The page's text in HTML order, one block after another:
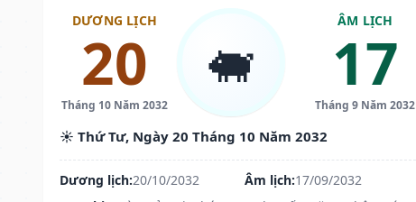
DƯƠNG LỊCH
20
Tháng 10 Năm 2032
🐖
ÂM LỊCH
17
Tháng 9 Năm 2032
☀️ Thứ Tư, Ngày 20 Tháng 10 Năm 2032
Dương lịch:20/10/2032 Âm lịch:17/09/2032